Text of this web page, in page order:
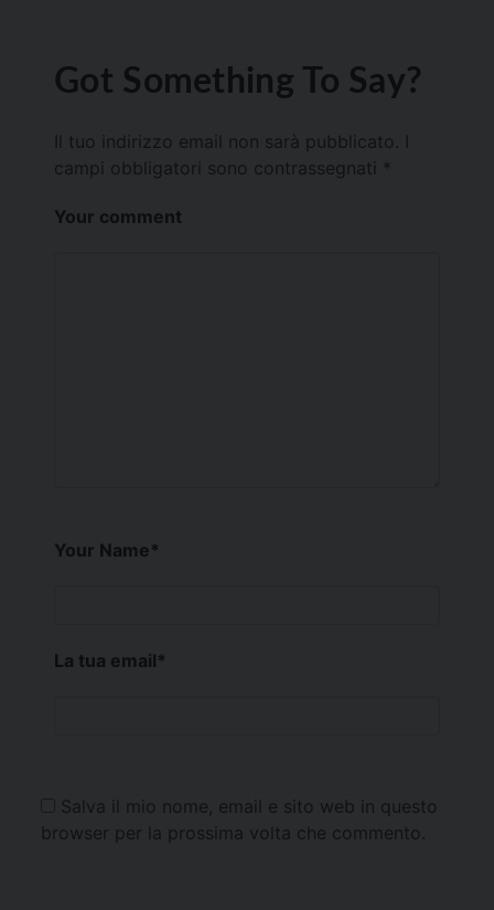
Got Something To Say?
Il tuo indirizzo email non sarà pubblicato.
campi obbligatori sono contrassegnati *
Your comment
Your Name*
La tua email*
Salva il mio nome, email e sito web in questo
browser per la prossima volta che commento.